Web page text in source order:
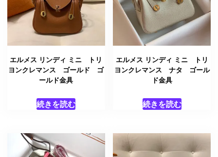
エルメス リンディ ミニ トリ
ヨンクレマンス ゴールド ゴ
ールド金具
続きを読む
エルメス リンディ ミニ トリ
ヨンクレマンス ナタ ゴール
ド金具
続きを読む